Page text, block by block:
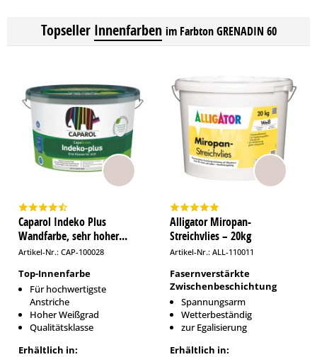
Topseller Innenfarben im Farbton GRENADIN 60
Caparol Indeko Plus
Wandfarbe, sehr hoher...
Artikel-Nr.: CAP-100028
Top-Innenfarbe
Für hochwertigste
Anstriche
Hoher Weißgrad
Qualitätsklasse
Erhältlich in:
Alligator Miropan-
Streichvlies – 20kg
Artikel-Nr.: ALL-110011
Fasernverstärkte
Zwischenbeschichtung
Spannungsarm
Wetterbeständig
zur Egalisierung
Erhältlich in: